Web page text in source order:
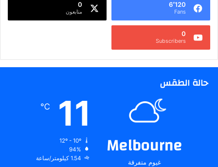
6٬120
Fans
0
متابعون
0
Subscribers
حالة الطقس
Melbourne
غيوم متفرقة
11
℃
94%
1.54 كيلومتر/ساعة